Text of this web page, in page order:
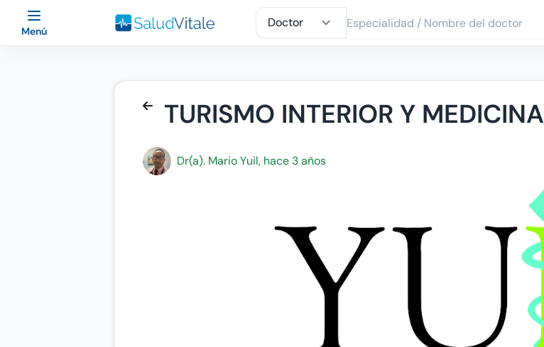
Menú
TURISMO INTERIOR Y MEDICINA
Dr(a). Mario Yuil, hace 3 años